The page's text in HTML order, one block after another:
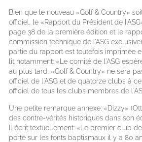
Bien que le nouveau «Golf & Country»
officiel, le «Rapport du Président de
page 38 de la première édition et le
commission technique de I'ASG
partie du rapport est toutefois imprimée
lit notamment: «Le comité de l'ASG
au plus tard, «Golf & Country» ne sera
officiel de l'ASG et de quatorze clubs à
officiel de tous les clubs membres de
Une petite remarque annexe: «Dizzy»
des contre-vérités historiques dans son
Il écrit textuellement: «Le premier club
porté sur les fonts baptismaux il y a 80